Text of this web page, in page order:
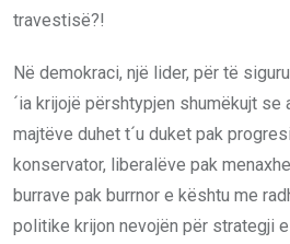
travestisë?!
Në demokraci, një lider, për të
´ia krijojë përshtypjen shumëkujt se
majtëve duhet t´u duket pak
konservator, liberalëve pak
burrave pak burrnor e kështu me
politike krijon nevojën për strategji